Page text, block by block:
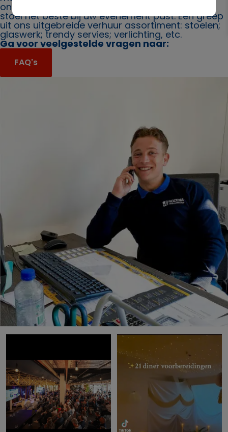
ons. Ook bieden wij u graag advies over welke
stoel het beste bij uw evenement past. Een greep
uit ons uitgebreide verhuur assortiment: stoelen;
glaswerk; trendy servies; verlichting, etc.
Ga voor veelgestelde vragen naar:
FAQ's